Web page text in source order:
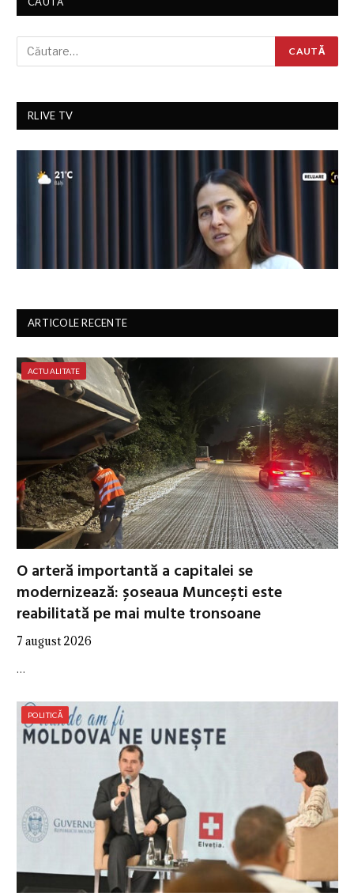
RLIVE TV
ARTICOLE RECENTE
ACTUALITATE
O arteră importantă a capitalei se
modernizează: șoseaua Muncești este
reabilitată pe mai multe tronsoane
7 august 2026
…
POLITICĂ